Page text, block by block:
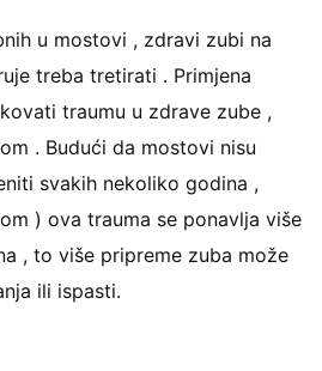
u mostovi , zdravi zubi na
treba tretirati . Primjena
traumu u zdrave zube ,
. Budući da mostovi nisu
svakih nekoliko godina ,
) ova trauma se ponavlja više
, to više pripreme zuba može
ili ispasti.